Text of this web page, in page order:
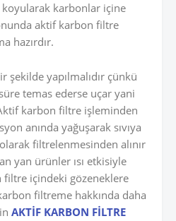
koyularak karbonlar içine
aktif karbon filtre
hazırdır.
şekilde yapılmalıdır çünkü
temas ederse uçar yani
karbon filtre işleminden
anında yağuşarak sıvıya
filtrelenmesinden alınır
yan ürünler ısı etkisiyle
filtre içindeki gözeneklere
filtreme hakkında daha
AKTİF KARBON FİLTRE